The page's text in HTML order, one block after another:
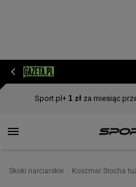
Skoki narciarskie Koszmar Stocha